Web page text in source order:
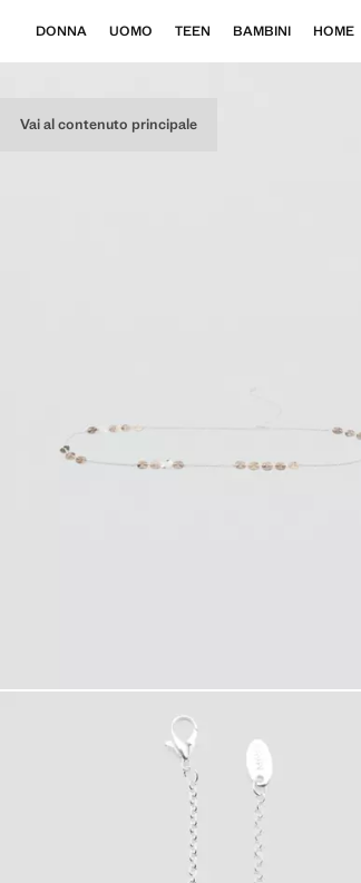
Vai al contenuto principale
DONNA UOMO TEEN BAMBINI HOME